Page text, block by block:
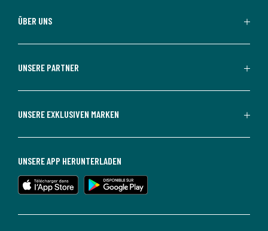
ÜBER UNS
UNSERE PARTNER
UNSERE EXKLUSIVEN MARKEN
UNSERE APP HERUNTERLADEN